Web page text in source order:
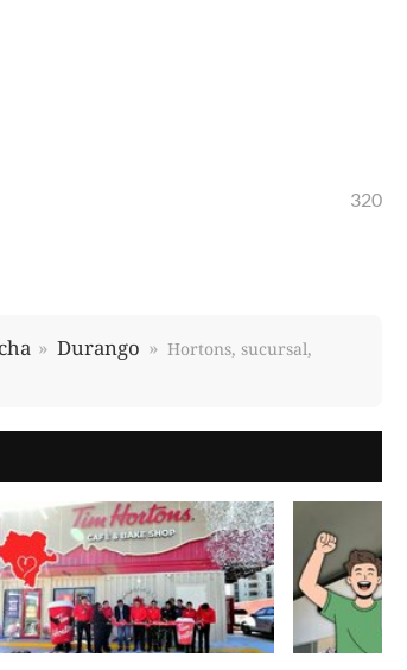
320
Durango
Hortons, sucursal,